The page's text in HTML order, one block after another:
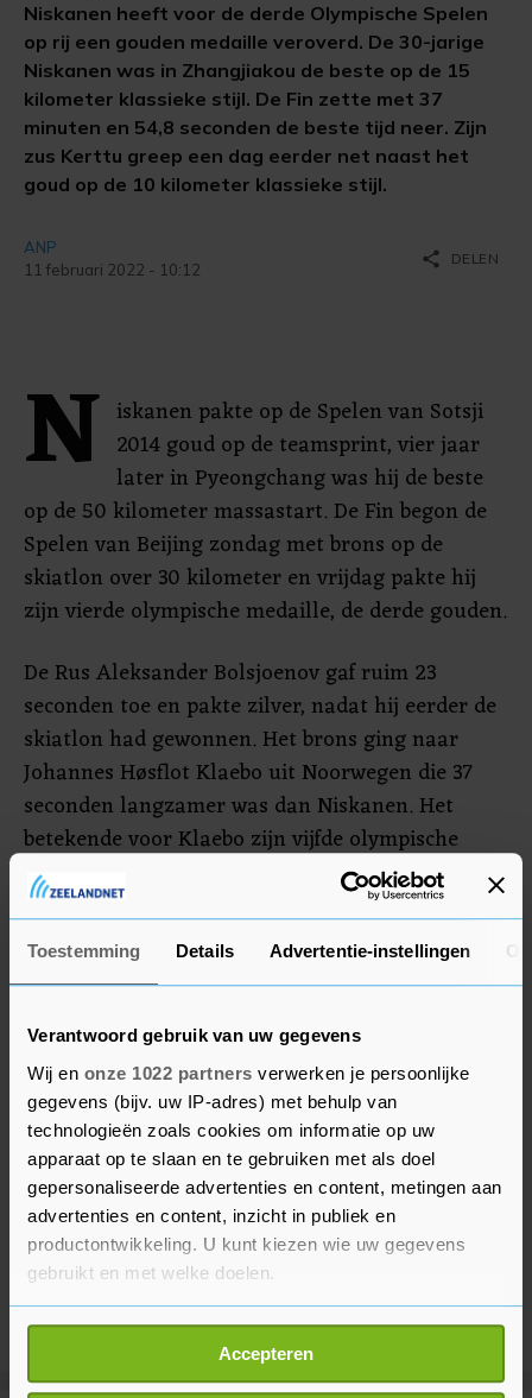
Toestemming Details Advertentie-instellingen
Verantwoord gebruik van uw gegevens
Wij en onze 1022 partners verwerken je persoonlijke
gegevens (bijv. uw IP-adres) met behulp van
technologieën zoals cookies om informatie op uw
apparaat op te slaan en te gebruiken met als doel
gepersonaliseerde advertenties en content, metingen aan
advertenties en content, inzicht in publiek en
productontwikkeling. U kunt kiezen wie uw gegevens
gebruikt en met welke doelen.
Als u het toestaat, willen we ook graag:
Informatie verzamelen over uw geografische
locatie, die tot een paar meter nauwkeurig kan zijn
Accepteren
Niskanen heeft voor de derde Olympische Spelen
op rij een gouden medaille veroverd. De 30-jarige
Niskanen was in Zhangjiakou de beste op de 15
kilometer klassieke stijl. De Fin zette met 37
minuten en 54,8 seconden de beste tijd neer. Zijn
zus Kerttu greep een dag eerder net naast het
goud op de 10 kilometer klassieke stijl.
ANP
11 februari 2022 - 10:12
share DELEN
N iskanen pakte op de Spelen van Sotsji
2014 goud op de teamsprint, vier jaar
later in Pyeongchang was hij de beste
op de 50 kilometer massastart. De Fin begon de
Spelen van Beijing zondag met brons op de
skiatlon over 30 kilometer en vrijdag pakte hij
zijn vierde olympische medaille, de derde gouden.
De Rus Aleksander Bolsjoenov gaf ruim 23
seconden toe en pakte zilver, nadat hij eerder de
skiatlon had gewonnen. Het brons ging naar
Johannes Høsflot Klaebo uit Noorwegen die 37
seconden langzamer was dan Niskanen. Het
betekende voor Klaebo zijn vijfde olympische
medaille, na vier keer goud. De Noor won eerder
op de Spelen van Beijing de sprint.